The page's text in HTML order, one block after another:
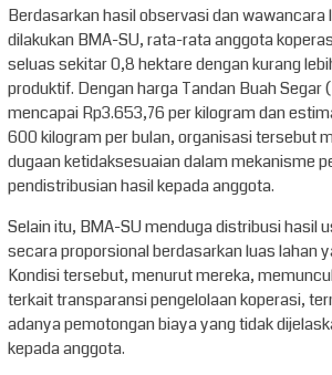
Berdasarkan hasil observasi dan wawancara
dilakukan BMA-SU, rata-rata anggota
seluas sekitar 0,8 hektare dengan kurang
produktif. Dengan harga Tandan Buah Segar
mencapai Rp3.653,76 per kilogram dan
600 kilogram per bulan, organisasi tersebut
dugaan ketidaksesuaian dalam mekanisme
pendistribusian hasil kepada anggota.
Selain itu, BMA-SU menduga distribusi hasil
secara proporsional berdasarkan luas lahan
Kondisi tersebut, menurut mereka,
terkait transparansi pengelolaan koperasi,
adanya pemotongan biaya yang tidak
kepada anggota.